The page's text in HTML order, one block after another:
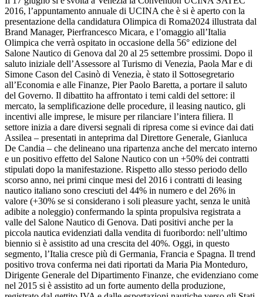
2016, l’appuntamento annuale di UCINA che è si è aperto con la
presentazione della candidatura Olimpica di Roma2024 illustrata dal
Brand Manager, Pierfrancesco Micara, e l’omaggio all’Italia
Olimpica che verrà ospitato in occasione della 56° edizione del
Salone Nautico di Genova dal 20 al 25 settembre prossimi. Dopo il
saluto iniziale dell’Assessore al Turismo di Venezia, Paola Mar e di
Simone Cason del Casinò di Venezia, è stato il Sottosegretario
all’Economia e alle Finanze, Pier Paolo Baretta, a portare il saluto
del Governo. Il dibattito ha affrontato i temi caldi del settore: il
mercato, la semplificazione delle procedure, il leasing nautico, gli
incentivi alle imprese, le misure per rilanciare l’intera filiera. Il
settore inizia a dare diversi segnali di ripresa come si evince dai dati
Assilea – presentati in anteprima dal Direttore Generale, Gianluca
De Candia – che delineano una ripartenza anche del mercato interno
e un positivo effetto del Salone Nautico con un +50% dei contratti
stipulati dopo la manifestazione. Rispetto allo stesso periodo dello
scorso anno, nei primi cinque mesi del 2016 i contratti di leasing
nautico italiano sono cresciuti del 44% in numero e del 26% in
valore (+30% se si considerano i soli pleasure yacht, senza le unità
adibite a noleggio) confermando la spinta propulsiva registrata a
valle del Salone Nautico di Genova. Dati positivi anche per la
piccola nautica evidenziati dalla vendita di fuoribordo: nell’ultimo
biennio si è assistito ad una crescita del 40%. Oggi, in questo
segmento, l’Italia cresce più di Germania, Francia e Spagna. Il trend
positivo trova conferma nei dati riportati da Maria Pia Monteduro,
Dirigente Generale del Dipartimento Finanze, che evidenziano come
nel 2015 si è assistito ad un forte aumento della produzione,